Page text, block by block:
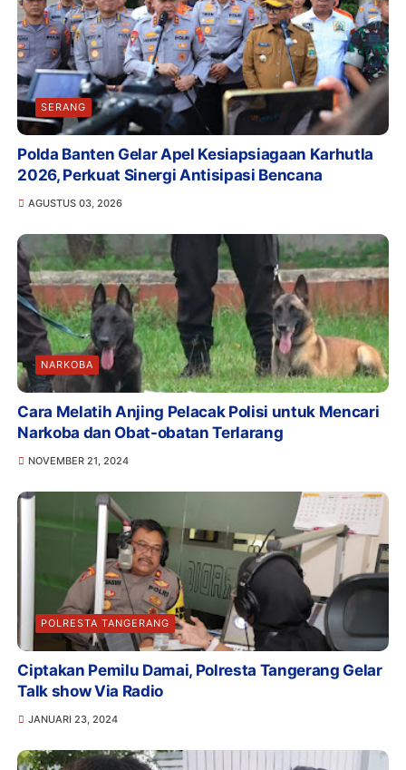
SERANG
Polda Banten Gelar Apel Kesiapsiagaan Karhutla
2026, Perkuat Sinergi Antisipasi Bencana
AGUSTUS 03, 2026
NARKOBA
Cara Melatih Anjing Pelacak Polisi untuk Mencari
Narkoba dan Obat-obatan Terlarang
NOVEMBER 21, 2024
POLRESTA TANGERANG
Ciptakan Pemilu Damai, Polresta Tangerang Gelar
Talk show Via Radio
JANUARI 23, 2024